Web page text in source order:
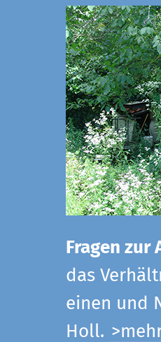
Fragen
das
einen und
Holl.